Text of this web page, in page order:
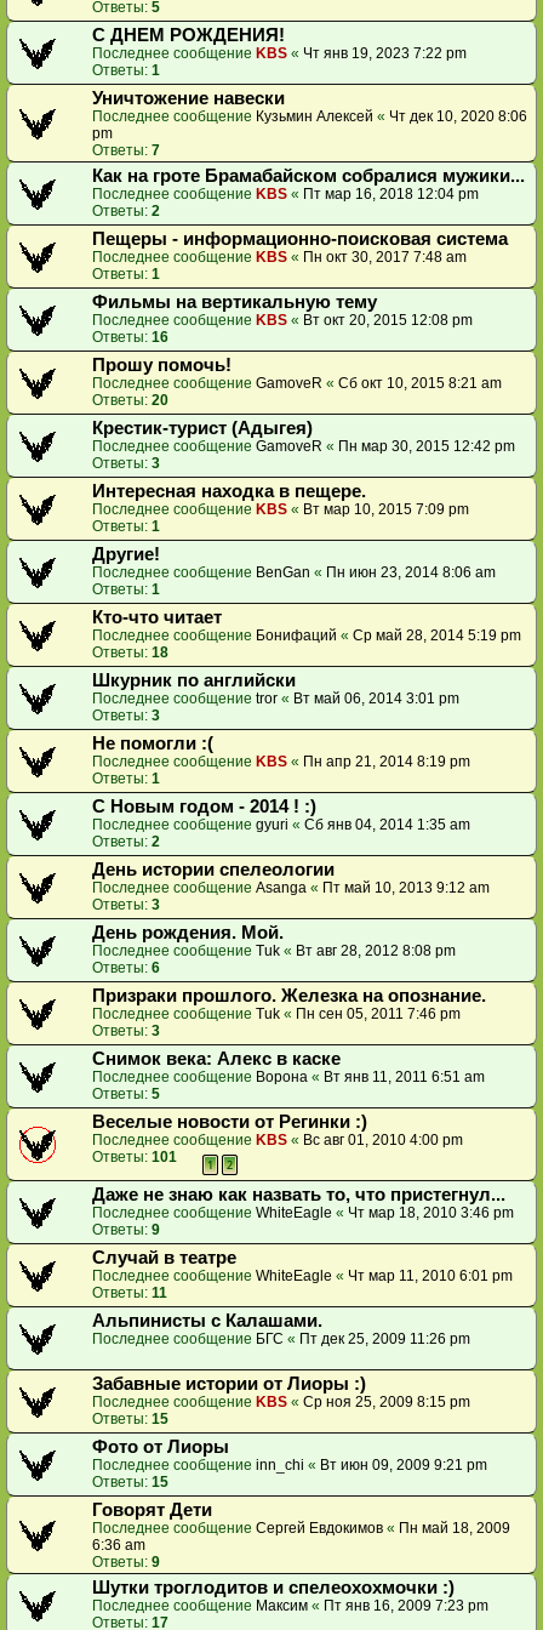
Ответы: 5
С ДНЕМ РОЖДЕНИЯ!
Последнее сообщение KBS « Чт янв 19, 2023 7:22 pm
Ответы: 1
Уничтожение навески
Последнее сообщение Кузьмин Алексей « Чт дек 10, 2020 8:06
pm
Ответы: 7
Как на гроте Брамабайском собралися мужики...
Последнее сообщение KBS « Пт мар 16, 2018 12:04 pm
Ответы: 2
Пещеры - информационно-поисковая система
Последнее сообщение KBS « Пн окт 30, 2017 7:48 am
Ответы: 1
Фильмы на вертикальную тему
Последнее сообщение KBS « Вт окт 20, 2015 12:08 pm
Ответы: 16
Прошу помочь!
Последнее сообщение GamoveR « Сб окт 10, 2015 8:21 am
Ответы: 20
Крестик-турист (Адыгея)
Последнее сообщение GamoveR « Пн мар 30, 2015 12:42 pm
Ответы: 3
Интересная находка в пещере.
Последнее сообщение KBS « Вт мар 10, 2015 7:09 pm
Ответы: 1
Другие!
Последнее сообщение BenGan « Пн июн 23, 2014 8:06 am
Ответы: 1
Кто-что читает
Последнее сообщение Бонифаций « Ср май 28, 2014 5:19 pm
Ответы: 18
Шкурник по английски
Последнее сообщение tror « Вт май 06, 2014 3:01 pm
Ответы: 3
Не помогли :(
Последнее сообщение KBS « Пн апр 21, 2014 8:19 pm
Ответы: 1
C Новым годом - 2014 ! :)
Последнее сообщение gyuri « Сб янв 04, 2014 1:35 am
Ответы: 2
День истории спелеологии
Последнее сообщение Asanga « Пт май 10, 2013 9:12 am
Ответы: 3
День рождения. Мой.
Последнее сообщение Tuk « Вт авг 28, 2012 8:08 pm
Ответы: 6
Призраки прошлого. Железка на опознание.
Последнее сообщение Tuk « Пн сен 05, 2011 7:46 pm
Ответы: 3
Снимок века: Алекс в каске
Последнее сообщение Ворона « Вт янв 11, 2011 6:51 am
Ответы: 5
Веселые новости от Регинки :)
Последнее сообщение KBS « Вс авг 01, 2010 4:00 pm
Ответы: 101 1 2
Даже не знаю как назвать то, что пристегнул...
Последнее сообщение WhiteEagle « Чт мар 18, 2010 3:46 pm
Ответы: 9
Случай в театре
Последнее сообщение WhiteEagle « Чт мар 11, 2010 6:01 pm
Ответы: 11
Альпинисты с Калашами.
Последнее сообщение БГС « Пт дек 25, 2009 11:26 pm
Забавные истории от Лиоры :)
Последнее сообщение KBS « Ср ноя 25, 2009 8:15 pm
Ответы: 15
Фото от Лиоры
Последнее сообщение inn_chi « Вт июн 09, 2009 9:21 pm
Ответы: 15
Говорят Дети
Последнее сообщение Сергей Евдокимов « Пн май 18, 2009
6:36 am
Ответы: 9
Шутки троглодитов и спелеохохмочки :)
Последнее сообщение Максим « Пт янв 16, 2009 7:23 pm
Ответы: 17